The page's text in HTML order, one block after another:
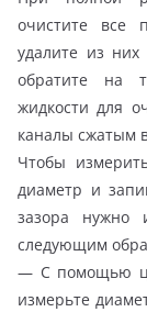
очистите все
удалите из
обратите на
жидкости для
каналы сжатым
Чтобы
диаметр и
зазора нужно
следующим
— С помощью
измерьте